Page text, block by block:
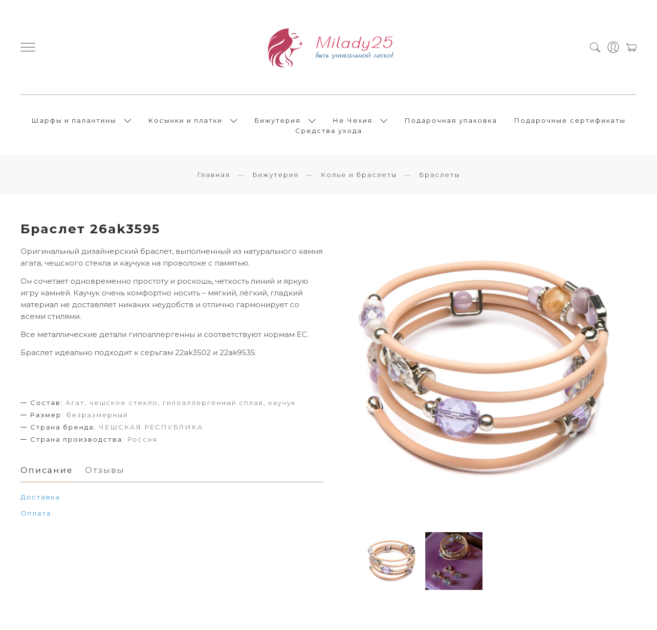
Шарфы и палантины Косынки и платки Бижутерия Не Чехия Подарочная упаковка
Подарочные сертификаты
Средства ухода
Главная Бижутерия Колье и браслеты Браслеты
Браслет 26ak3595
Оригинальный дизайнерский браслет, выполненный из натурального камня
агата, чешского стекла и каучука на проволоке с памятью.
Он сочетает одновременно простоту и роскошь, четкость линий и яркую
игру камней. Каучук очень комфортно носить – мягкий, лёгкий, гладкий
материал не доставляет никаких неудобств и отлично гармонирует со
всеми стилями.
Все металлические детали гипоаллергенны и соответствуют нормам ЕС.
Браслет идеально подходит к серьгам 22ak3502 и 22ak9535.
Состав: Агат, чешское стекло, гипоаллергенный сплав, каучук
Размер: безразмерный
Страна бренда: ЧЕШСКАЯ РЕСПУБЛИКА
Страна производства:
Россия
Описание Отзывы
Доставка
Оплата